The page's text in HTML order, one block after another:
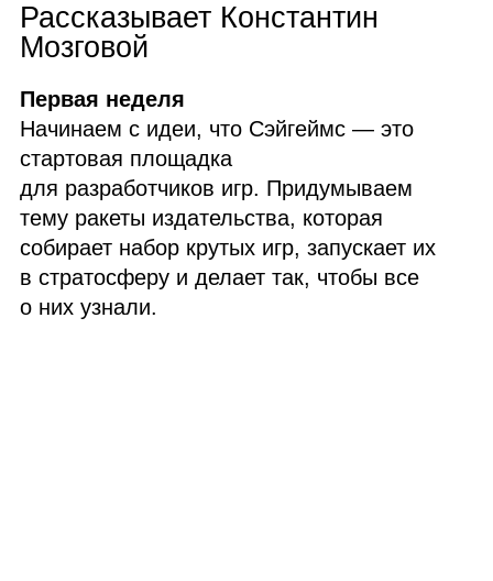
Рассказывает Константин
Мозговой
Первая неделя
Начинаем с идеи, что Сэйгеймс — это
стартовая площадка
для разработчиков игр. Придумываем
тему ракеты издательства, которая
собирает набор крутых игр, запускает их
в стратосферу и делает так, чтобы все
о них узнали.